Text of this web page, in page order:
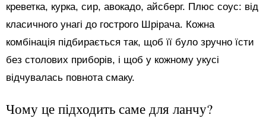
креветка, курка, сир, авокадо, айсберг. Плюс соус: від
класичного унагі до гострого Шрірача. Кожна
комбінація підбирається так, щоб її було зручно їсти
без столових приборів, і щоб у кожному укусі
відчувалась повнота смаку.
Чому це підходить саме для ланчу?